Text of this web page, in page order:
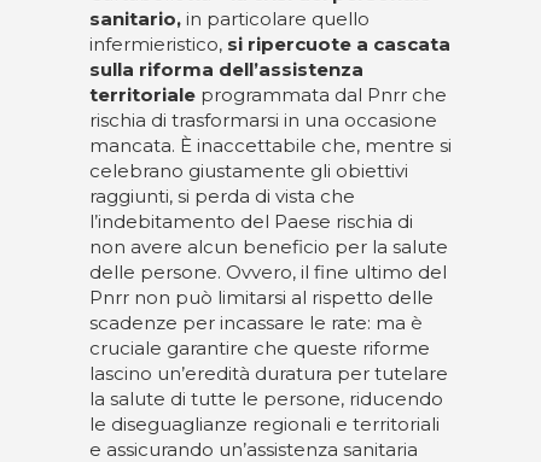
sanitario, in particolare quello
infermieristico, si ripercuote a cascata
sulla riforma dell’assistenza
territoriale programmata dal Pnrr che
rischia di trasformarsi in una occasione
mancata. È inaccettabile che, mentre si
celebrano giustamente gli obiettivi
raggiunti, si perda di vista che
l’indebitamento del Paese rischia di
non avere alcun beneficio per la salute
delle persone. Ovvero, il fine ultimo del
Pnrr non può limitarsi al rispetto delle
scadenze per incassare le rate: ma è
cruciale garantire che queste riforme
lascino un’eredità duratura per tutelare
la salute di tutte le persone, riducendo
le diseguaglianze regionali e territoriali
e assicurando un’assistenza sanitaria